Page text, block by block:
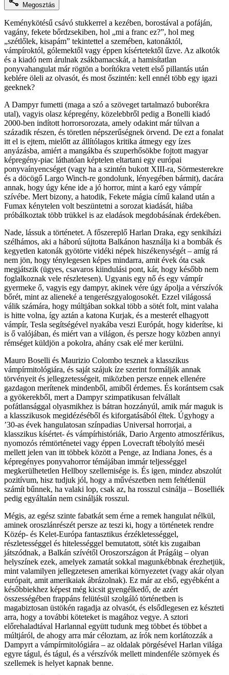
Megosztás
Keménykötésű csávó stukkerrel a kezében, borostával a pofáján,
vagány, fekete bőrdzsekiben, hol „mi a franc ez?”, hol meg
„szétlőlek, kisapám” tekintettel a szemében, katonáktól,
vámpíroktól, gólemektől vagy éppen kísértetektől űzve. Az alkotók
és a kiadó nem árulnak zsákbamacskát, a hamisítatlan
ponyvahangulat már rögtön a borítókra vetett első pillantás után
keblére öleli az olvasót, és most őszintén: kell ennél több egy igazi
geeknek?
A Dampyr fumetti (maga a szó a szöveget tartalmazó buborékra
utal), vagyis olasz képregény, közelebbről pedig a Bonelli kiadó
2000-ben indított horrorsorozata, amely odakint már túlvan a
századik részen, és töretlen népszerűségnek örvend. De ezt a fonalat
itt el is ejtem, mielőtt az állítólagos kritika átmegy egy ízes
anyázásba, amiért a mangákba és szuperhősökbe fojtott magyar
képregény-piac láthatóan képtelen eltartani egy európai
ponyvaínyencséget (vagy ha a szintén bukott XIII-ra, Sörmesterekre
és a döcögő Largo Winch-re gondolunk, lényegében bármit), dacára
annak, hogy úgy kéne ide a jó horror, mint a karó egy vámpír
szívébe. Mert bizony, a hatodik, Fekete mágia című kaland után a
Fumax kénytelen volt beszüntetni a sorozat kiadását, hiába
próbálkoztak több trükkel is az eladások megdobásának érdekében.
Nade, lássuk a történetet. A főszereplő Harlan Draka, egy senkiházi
szélhámos, aki a háború sújtotta Balkánon használja ki a bombák és
kegyetlen katonák gyötörte vidéki népek hiszékenységét – amíg rá
nem jön, hogy ténylegesen képes mindarra, amit évek óta csak
megjátszik (ügyes, csavaros kiindulási pont, kár, hogy később nem
foglalkoznak vele részletesen). Ugyanis egy nő és egy vámpír
gyermeke ő, vagyis egy dampyr, akinek vére úgy ápolja a vérszívók
bőrét, mint az alieneké a tengerészgyalogosokét. Ezzel világossá
válik számára, hogy múltjában sokkal több a sötét folt, mint valaha
is hitte volna, így aztán a katona Kurjak, és a mesterét elhagyott
vámpír, Tesla segítségével nyakába veszi Európát, hogy kiderítse, ki
is ő valójában, és miért van a világon, és persze hogy közben annyi
rémséget küldjön a pokolra, ahány csak elé mer kerülni.
Mauro Boselli és Maurizio Colombo tesznek a klasszikus
vámpírmitológiára, és saját szájuk íze szerint formálják annak
törvényeit és jellegzetességeit, miközben persze ennek ellenére
gazdagon merítenek mindenből, amiből érdemes. És korántsem csak
a gyökerekből, mert a Dampyr szimpatikusan felvállalt
pofátlansággal olyasmikhez is bátran hozzányúl, amik már maguk is
a klasszikusok megidézéséből és kiforgatásából éltek. Úgyhogy a
’30-as évek hangulatosan színpadias Universal horrorjai, a
klasszikus kísértet- és vámpírhistóriák, Dario Argento atmoszférikus,
nyomozós rémtörténetei vagy éppen Lovecraft tébolyító meséi
mellett jelen van itt többek között a Penge, az Indiana Jones, és a
képregényes ponyvahorror témájában immár teljességgel
megkerülhetetlen Hellboy szellemisége is. És igen, mindez abszolút
pozitívum, hisz tudjuk jól, hogy a művészetben nem feltétlenül
számít bűnnek, ha valaki lop, csak az, ha rosszul csinálja – Boselliék
pedig egyáltalán nem csinálják rosszul.
Mégis, az egész szinte fabatkát sem érne a remek hangulat nélkül,
aminek oroszlánrészét persze az teszi ki, hogy a történetek rendre
Közép- és Kelet-Európa fantasztikus érzékletességgel,
részletességgel és hitelességgel bemutatott, sötét kis zugaiban
játszódnak, a Balkán szívétől Oroszországon át Prágáig – olyan
helyszínek ezek, amelyek zamatát sokkal magunkébbnak érezhetjük,
mint valamilyen jellegzetesen amerikai környezetet (vagy akár olyan
európait, amit amerikaiak ábrázolnak). Ez már az első, egyébként a
későbbiekhez képest még kicsit gyengélkedő, de azért
összességében frappáns felütésül szolgáló történetben is
magabiztosan üstökén ragadja az olvasót, és elsődlegesen ez készteti
arra, hogy a további köteteket is magához vegye. A sztori
előrehaladtával Harlannal együtt tudunk meg többet és többet a
múltjáról, de ahogy arra már céloztam, az írók nem korlátozzák a
Dampyrt a vámpírmitológiára – az oldalak pörgésével Harlan világa
egyre tágul, és tágul, és a vérszívók mellett mindenféle szörnyek és
szellemek is helyet kapnak benne.